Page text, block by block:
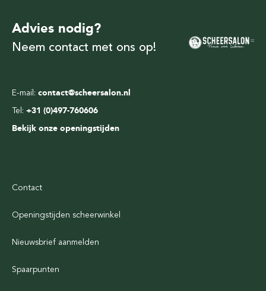
E-mail: contact@scheersalon.nl
Tel: +31 (0)497-760606
Bekijk onze openingstijden
Advies nodig?
Neem contact met ons op!
Contact
Openingstijden scheerwinkel
Nieuwsbrief aanmelden
Spaarpunten